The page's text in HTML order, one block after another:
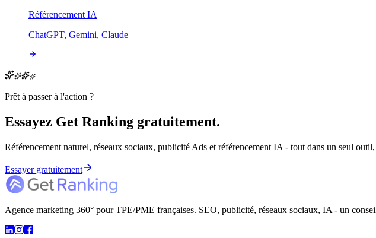
Référencement IA
ChatGPT, Gemini, Claude
Prêt à passer à l'action ?
Essayez Get Ranking gratuitement.
Référencement naturel, réseaux sociaux, publicité Ads et référencement IA - tout dans un seul
Essayer gratuitement
Agence marketing 360° pour TPE/PME françaises. SEO, publicité, réseaux sociaux, IA - un